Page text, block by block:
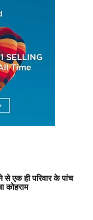
से एक ही परिवार के पांच
कोहराम